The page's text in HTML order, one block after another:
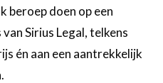
beroep doen op een
Sirius Legal, telkens
én aan een aantrekkelijk